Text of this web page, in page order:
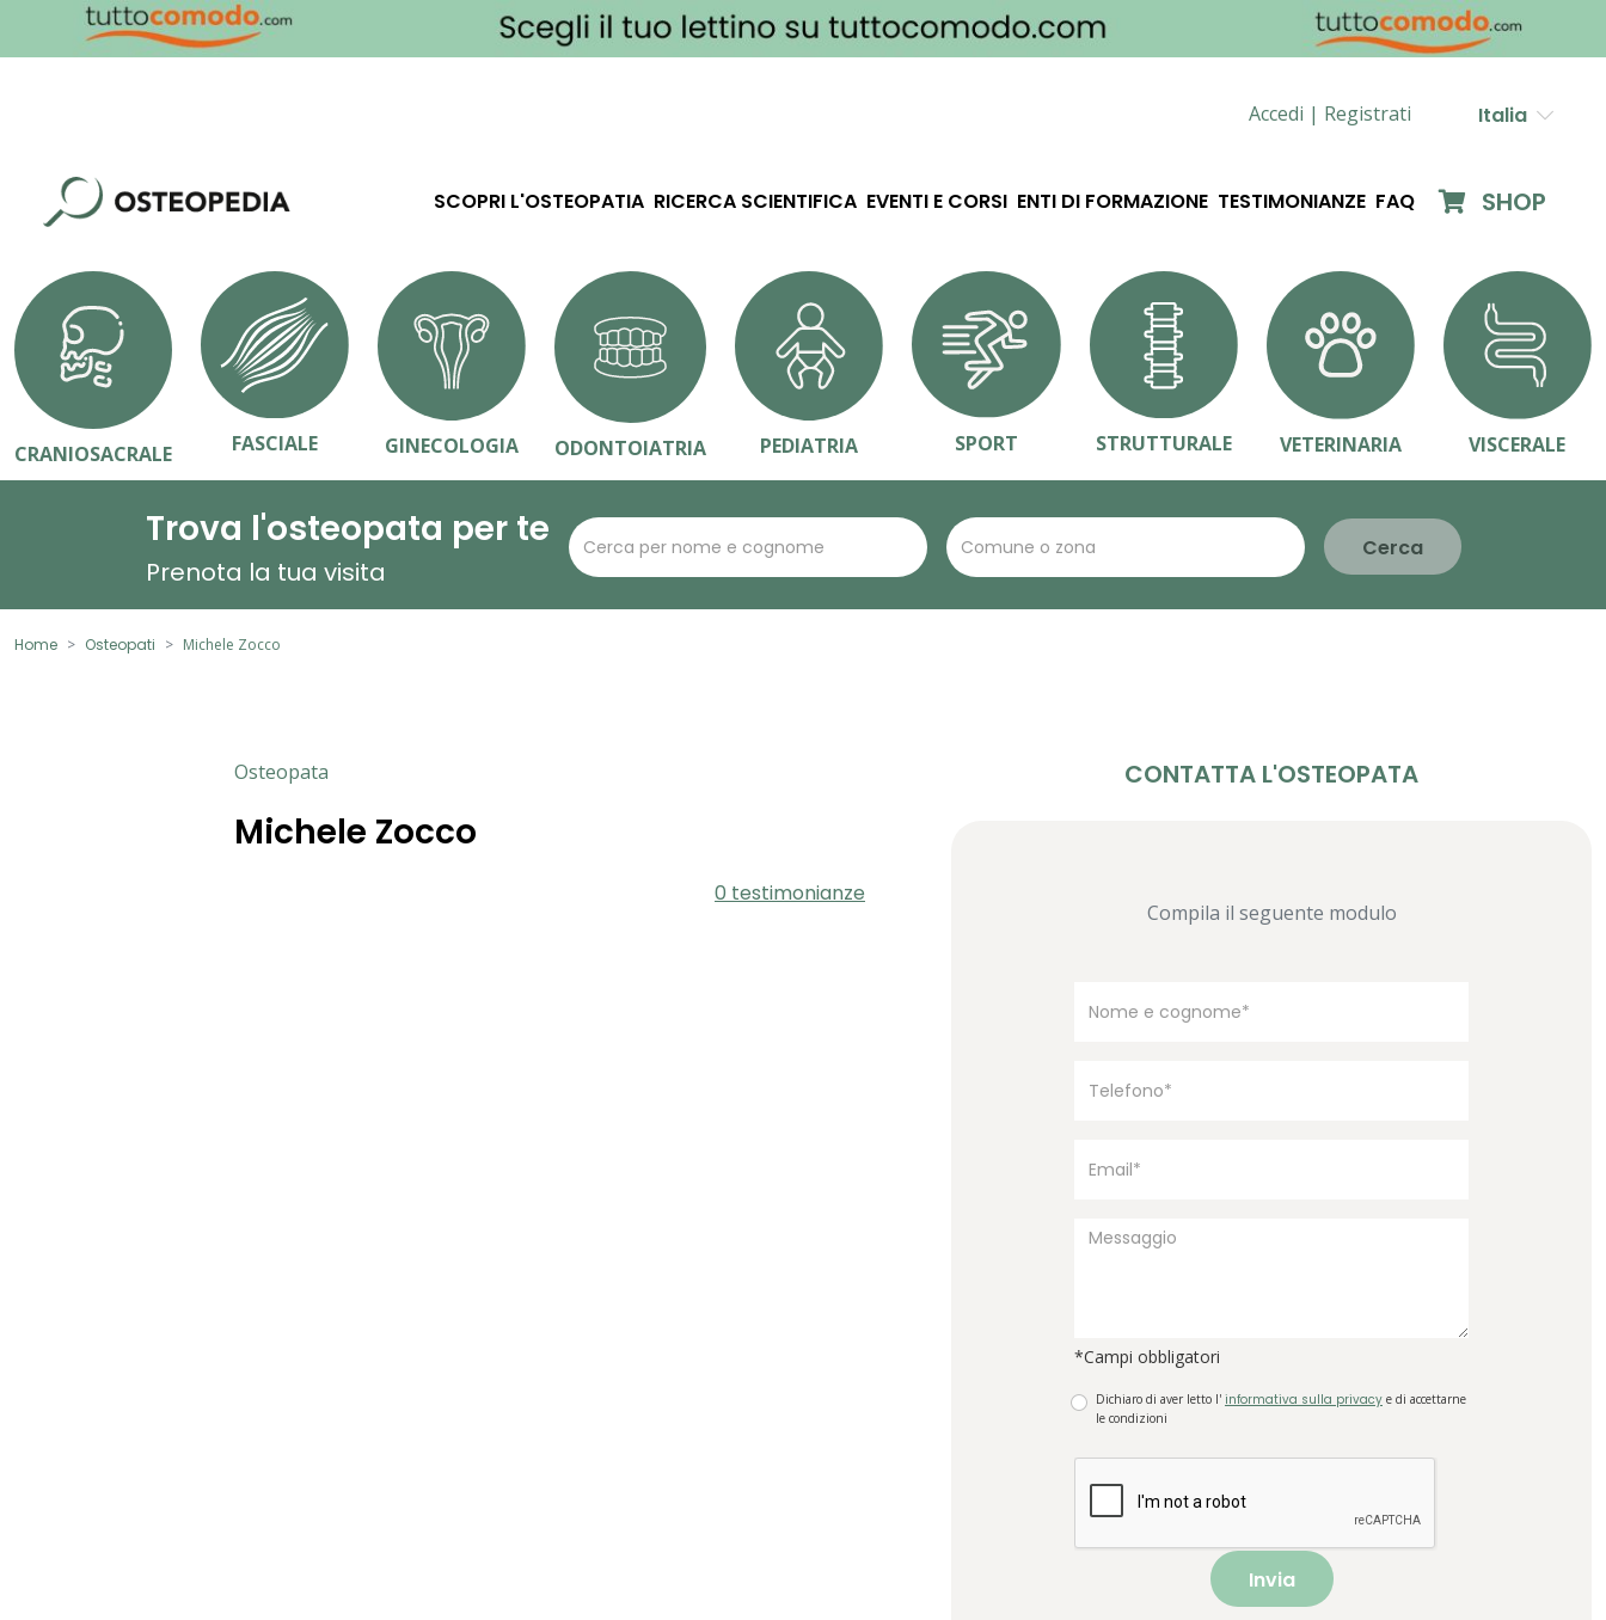
Accedi | Registrati Italia
SCOPRI L'OSTEOPATIA RICERCA SCIENTIFICA EVENTI E CORSI ENTI DI FORMAZIONE TESTIMONIANZE FAQ SHOP
CRANIOSACRALE FASCIALE GINECOLOGIA ODONTOIATRIA PEDIATRIA SPORT STRUTTURALE VETERINARIA VISCERALE
Trova l'osteopata per te
Prenota la tua visita
Cerca
Home Osteopati Michele Zocco
Osteopata
Michele Zocco
0 testimonianze
CONTATTA L'OSTEOPATA
Compila il seguente modulo
*Campi obbligatori
Dichiaro di aver letto l' informativa sulla privacy e di accettarne
le condizioni
Invia